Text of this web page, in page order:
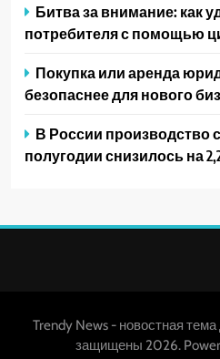
Битва за внимание: как
потребителя с помощью
Покупка или аренда
безопаснее для нового
В России производство
полугодии снизилось на
Trendy News - новостная
защищены 2026.